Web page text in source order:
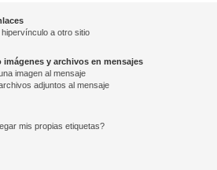
a otro sitio
imágenes y archivos en mensajes
imagen al mensaje
adjuntos al mensaje
mis propias etiquetas?